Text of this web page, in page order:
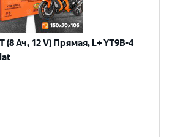
(8 Ач, 12 V) Прямая, L+ YT9B-4